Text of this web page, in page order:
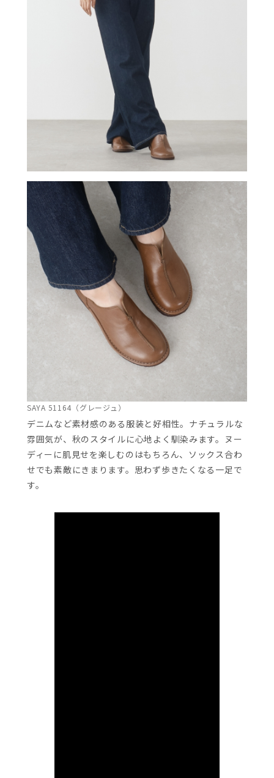
SAYA 51164（グレージュ）
デニムなど素材感のある服装と好相性。ナチュラルな
雰囲気が、秋のスタイルに心地よく馴染みます。ヌー
ディーに肌見せを楽しむのはもちろん、ソックス合わ
せでも素敵にきまります。思わず歩きたくなる一足で
す。